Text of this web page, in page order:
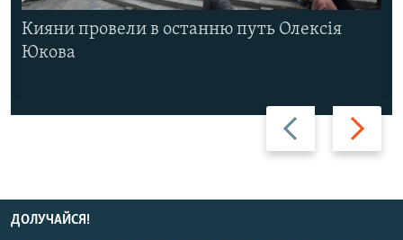
Назад Вперед
Кияни провели в останню путь Олексія
Юкова
ДОЛУЧАЙСЯ!